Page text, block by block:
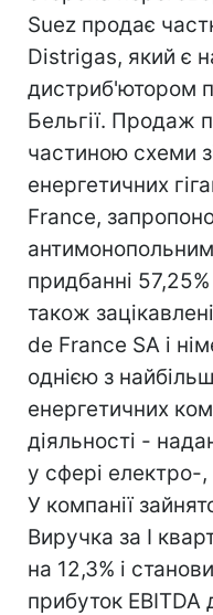
Suez продає
Distrigas, який є
дистриб'ютором
Бельгії. Продаж
частиною схеми
енергетичних
France,
придбанні
також
de France SA і
однією з
енергетичних
діяльності -
у сфері електро-,
У компанії
Виручка за I
на 12,3% і
прибуток